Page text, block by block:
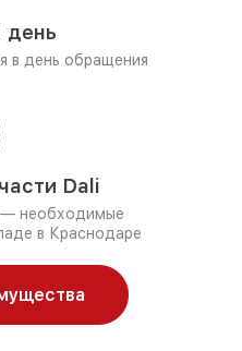
день
в день обращения
Dali
— необходимые
в Краснодаре